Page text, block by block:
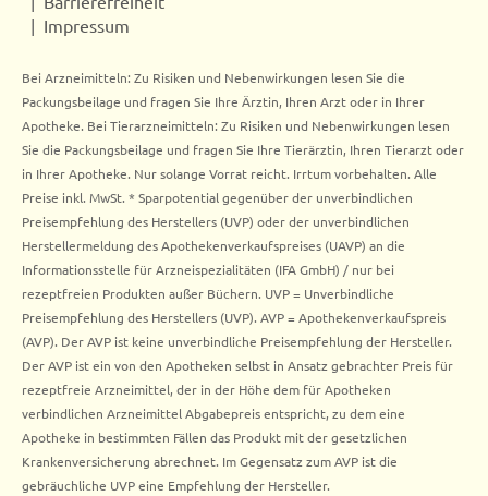
Impressum
Bei Arzneimitteln: Zu Risiken und Nebenwirkungen lesen Sie die
Packungsbeilage und fragen Sie Ihre Ärztin, Ihren Arzt oder in Ihrer
Apotheke. Bei Tierarzneimitteln: Zu Risiken und Nebenwirkungen lesen
Sie die Packungsbeilage und fragen Sie Ihre Tierärztin, Ihren Tierarzt oder
in Ihrer Apotheke. Nur solange Vorrat reicht. Irrtum vorbehalten. Alle
Preise inkl. MwSt. * Sparpotential gegenüber der unverbindlichen
Preisempfehlung des Herstellers (UVP) oder der unverbindlichen
Herstellermeldung des Apothekenverkaufspreises (UAVP) an die
Informationsstelle für Arzneispezialitäten (IFA GmbH) / nur bei
rezeptfreien Produkten außer Büchern. UVP = Unverbindliche
Preisempfehlung des Herstellers (UVP). AVP = Apothekenverkaufspreis
(AVP). Der AVP ist keine unverbindliche Preisempfehlung der Hersteller.
Der AVP ist ein von den Apotheken selbst in Ansatz gebrachter Preis für
rezeptfreie Arzneimittel, der in der Höhe dem für Apotheken
verbindlichen Arzneimittel Abgabepreis entspricht, zu dem eine
Apotheke in bestimmten Fällen das Produkt mit der gesetzlichen
Krankenversicherung abrechnet. Im Gegensatz zum AVP ist die
gebräuchliche UVP eine Empfehlung der Hersteller.